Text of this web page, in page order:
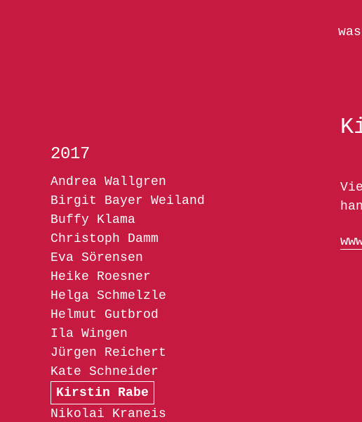
2017
Andrea Wallgren
Birgit Bayer Weiland
Buffy Klama
Christoph Damm
Eva Sörensen
Heike Roesner
Helga Schmelzle
Helmut Gutbrod
Ila Wingen
Jürgen Reichert
Kate Schneider
Kirstin Rabe
Nikolai Kraneis